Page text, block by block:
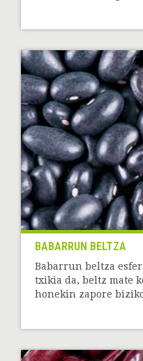
BABARRUN BELTZA
Babarrun beltza
txikia da, beltz mate
honekin zapore